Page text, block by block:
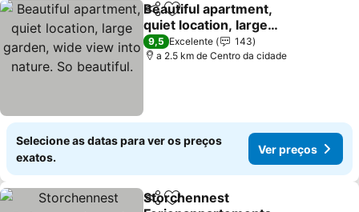
PartilharAdicionar aos favoritos
Beautiful apartment,
quiet location, large
garden, wide view into
nature. So beautiful.
Ver preços
9,5 Excelente
143
a 2.5 km de Centro da cidade
Selecione as datas para ver os preços
exatos.
Ver preços
PartilharAdicionar aos favoritos
Storchennest